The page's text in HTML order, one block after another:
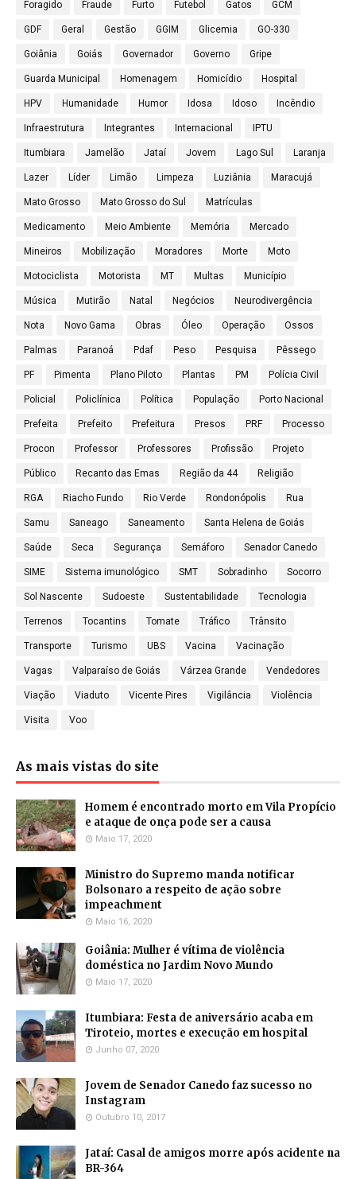
Foragido Fraude Furto Futebol Gatos GCM
GDF Geral Gestão GGIM Glicemia GO-330
Goiânia Goiás Governador Governo Gripe
Guarda Municipal Homenagem Homicídio Hospital
HPV Humanidade Humor Idosa Idoso Incêndio
Infraestrutura Integrantes Internacional IPTU
Itumbiara Jamelão Jataí Jovem Lago Sul Laranja
Lazer Líder Limão Limpeza Luziânia Maracujá
Mato Grosso Mato Grosso do Sul Matrículas
Medicamento Meio Ambiente Memória Mercado
Mineiros Mobilização Moradores Morte Moto
Motociclista Motorista MT Multas Município
Música Mutirão Natal Negócios Neurodivergência
Nota Novo Gama Obras Óleo Operação Ossos
Palmas Paranoá Pdaf Peso Pesquisa Pêssego
PF Pimenta Plano Piloto Plantas PM Polícia Civil
Policial Policlínica Política População Porto Nacional
Prefeita Prefeito Prefeitura Presos PRF Processo
Procon Professor Professores Profissão Projeto
Público Recanto das Emas Região da 44 Religião
RGA Riacho Fundo Rio Verde Rondonópolis Rua
Samu Saneago Saneamento Santa Helena de Goiás
Saúde Seca Segurança Semáforo Senador Canedo
SIME Sistema imunológico SMT Sobradinho Socorro
Sol Nascente Sudoeste Sustentabilidade Tecnologia
Terrenos Tocantins Tomate Tráfico Trânsito
Transporte Turismo UBS Vacina Vacinação
Vagas Valparaíso de Goiás Várzea Grande Vendedores
Viação Viaduto Vicente Pires Vigilância Violência
Visita Voo
As mais vistas do site
Homem é encontrado morto em Vila Propício
e ataque de onça pode ser a causa
Maio 17, 2020
Ministro do Supremo manda notificar
Bolsonaro a respeito de ação sobre
impeachment
Maio 16, 2020
Goiânia: Mulher é vítima de violência
doméstica no Jardim Novo Mundo
Maio 17, 2020
Itumbiara: Festa de aniversário acaba em
Tiroteio, mortes e execução em hospital
Junho 07, 2020
Jovem de Senador Canedo faz sucesso no
Instagram
Outubro 10, 2017
Jataí: Casal de amigos morre após acidente na
BR-364